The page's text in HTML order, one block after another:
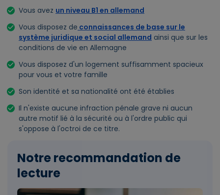
Vous avez un niveau B1 en allemand
Vous disposez de connaissances de base sur le
système juridique et social allemand ainsi que sur les
conditions de vie en Allemagne
Vous disposez d'un logement suffisamment spacieux
pour vous et votre famille
Son identité et sa nationalité ont été établies
Il n'existe aucune infraction pénale grave ni aucun
autre motif lié à la sécurité ou à l'ordre public qui
s'oppose à l'octroi de ce titre.
Notre recommandation de
lecture